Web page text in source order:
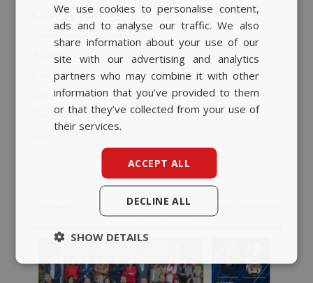
Categorías
Relaciones Públicas
Actualidad
Campañas
Corporativo
Eventos
SPANISH
BASQUE
CATALAN
ENGLISH
We use cookies to personalise content,
ads and to analyse our traffic. We also
share information about your use of our
site with our advertising and analytics
partners who may combine it with other
information that you’ve provided to them
or that they’ve collected from your use of
their services.
ACCEPT ALL
DECLINE ALL
SHOW DETAILS